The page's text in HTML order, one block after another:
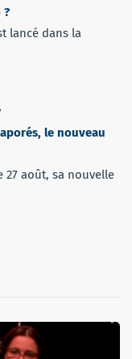
?
lancé dans la
le nouveau
27 août, sa nouvelle